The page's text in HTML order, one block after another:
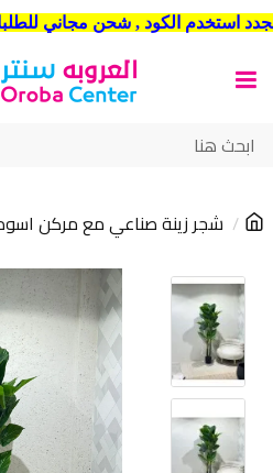
شحن مجاني للطلبات فوق 499رس داخل الرياض . وشحن الي جميع مدن
شجر زينة صناعي مع مركن